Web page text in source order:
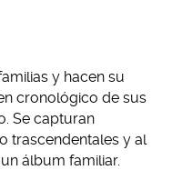
y hacen su
cronológico de sus
Se capturan
trascendentales y al
álbum familiar.